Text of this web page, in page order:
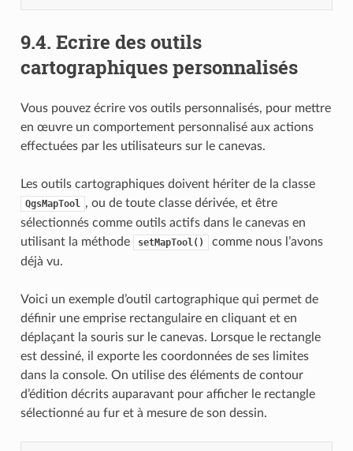
9.4. Ecrire des outils
cartographiques personnalisés
Vous pouvez écrire vos outils personnalisés, pour mettre
en œuvre un comportement personnalisé aux actions
effectuées par les utilisateurs sur le canevas.
Les outils cartographiques doivent hériter de la classe
QgsMapTool , ou de toute classe dérivée, et être
sélectionnés comme outils actifs dans le canevas en
utilisant la méthode
setMapTool()
comme nous l’avons
déjà vu.
Voici un exemple d’outil cartographique qui permet de
définir une emprise rectangulaire en cliquant et en
déplaçant la souris sur le canevas. Lorsque le rectangle
est dessiné, il exporte les coordonnées de ses limites
dans la console. On utilise des éléments de contour
d’édition décrits auparavant pour afficher le rectangle
sélectionné au fur et à mesure de son dessin.